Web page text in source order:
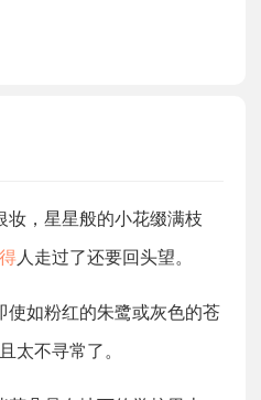
迟到了。
。
实上的必要
”相对)
，星星般的小花缀满枝
得人走过了还要回头望。
如粉红的朱鹭或灰色的苍
太不寻常了。